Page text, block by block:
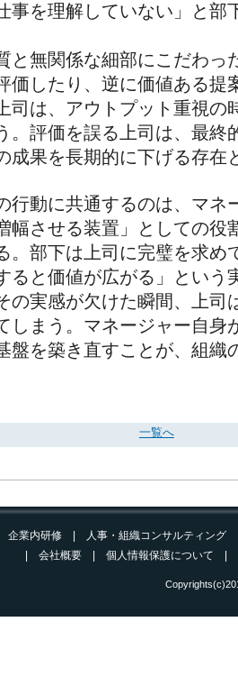
事を理解していない」と部
無関係な細部にこだわっ
価したり、逆に価値ある提
司は、アウトプット重視の
。評価を誤る上司は、最終
成果を長期的に下げる存在
動に共通するのは、マネ
幅させる装置」としての役
。部下は上司に完璧を求め
ると価値が広がる」という
の実感が欠けた瞬間、上司
しまう。マネージャー自身
盤を築き直すことが、組織
一覧へ
企業内研修 人事・組織コンサルティング
| 会社概要
個人情報保護について